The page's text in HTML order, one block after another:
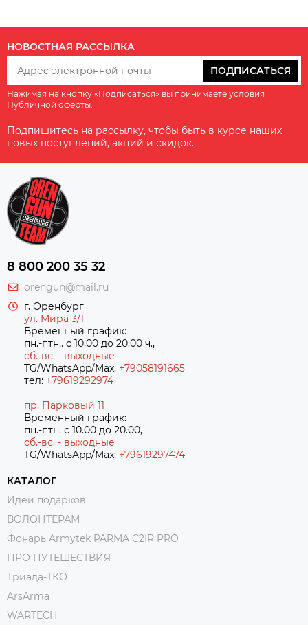
НОВОСТНАЯ РАССЫЛКА
ПОДПИСАТЬСЯ
Нажимая на кнопку «Подписаться» вы принимаете условия
Публичной оферты
Подпишитесь на рассылку, чтобы быть в курсе наших
новых поступлений, акций и скидок.
8 800 200 35 32
orengun@mail.ru
г. Оренбург
ул. Мира 3/1
Временный график:
пн.-птн.. с 10.00 до 20.00 ч.,
сб.-вс. - выходные
TG/WhatsApp/Max: +79058191665
тел: +79619292974
пр. Парковый 11
Временный график:
пн.-птн. с 10.00 до 20.00,
сб.-вс. - выходные
TG/WhatsApp/Max: +79619297474
КАТАЛОГ
Идеи подарков
ВОЛОНТЁРАМ
Фонарь Armytek PARMA C2IR PRO
ПРО ПУТЕШЕСТВИЯ
Триада-ТКО
ArsArma
WARTECH